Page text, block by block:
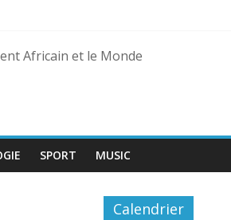
%Africain et le Monde
SPORT MUSIC
Calendrier